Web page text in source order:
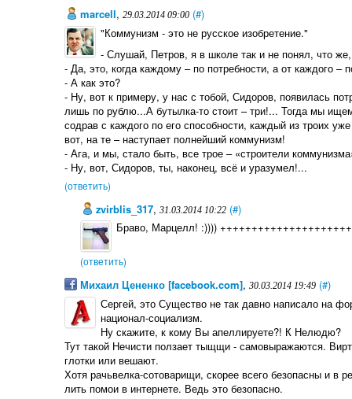
marcell, 29.03.2014 09:00 (#)
"Коммунизм - это не русское изобретение."
- Слушай, Петров, я в школе так и не понял, что
- Да, это, когда каждому – по потребности, а от каждого –
- А как это?
- Ну, вот к примеру, у нас с тобой, Сидоров, появилась
лишь по рублю...А бутылка-то стоит – три!... Тогда мы
содрав с каждого по его способности, каждый из троих
вот, на те – наступает полнейший коммунизм!
- Ага, и мы, стало быть, все трое – «строители
- Ну, вот, Сидоров, ты, наконец, всё и уразумел!...
(ответить)
zvirblis_317,31.03.2014 10:22 (#)
Браво, Марцелл! :))))
(ответить)
Михаил Цененко [facebook.com], 30.03.2014 19:49 (#)
Сергей, это Существо не так давно написало на
национал-социализм.
Ну скажите, к кому Вы апеллируете?! К Нелюдю?
Тут такой Нечисти ползает тыщщи - самовыражаются.
глотки или вешают.
Хотя рачьвелка-сотоварищи, скорее всего безопасны и в
лить помои в интернете. Ведь это безопасно.